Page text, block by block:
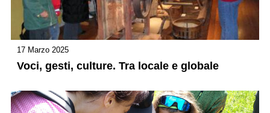
17 Marzo 2025
Voci, gesti, culture. Tra locale e globale